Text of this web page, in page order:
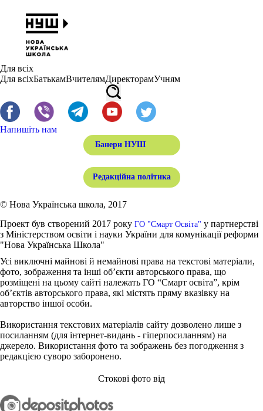
Для всіх
Для всіхБатькамВчителямДиректорамУчням
Напишіть нам
Банери НУШ
Редакційна політика
© Нова Українська школа, 2017
Проект був створений 2017 року ГО "Смарт Освіта" у партнерстві
з Міністерством освіти і науки України для комунікації реформи
"Нова Українська Школа"
Усі виключні майнові й немайнові права на текстові матеріали,
фото, зображення та інші об’єкти авторського права, що
розміщені на цьому сайті належать ГО “Смарт освіта”, крім
об’єктів авторського права, які містять пряму вказівку на
авторство іншої особи.
Використання текстових матеріалів сайту дозволено лише з
посиланням (для інтернет-видань - гіперпосиланням) на
джерело. Використання фото та зображень без погодження з
редакцією суворо заборонено.
Стокові фото від